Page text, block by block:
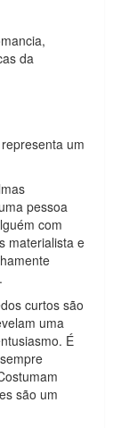
da
um
pessoa
com
materialista e
curtos são
uma
É
são um